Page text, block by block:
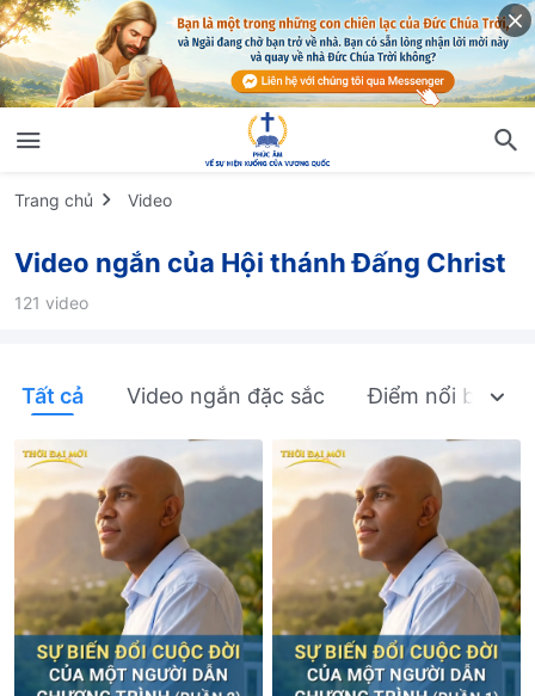
Trang chủ Video
Video ngắn của Hội thánh Đấng Christ
121 video
Tất cả Video ngắn đặc sắc Điểm nổi bật từ